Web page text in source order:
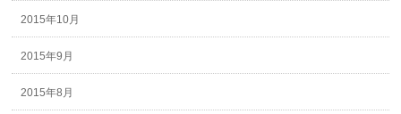
2015年10月
2015年9月
2015年8月